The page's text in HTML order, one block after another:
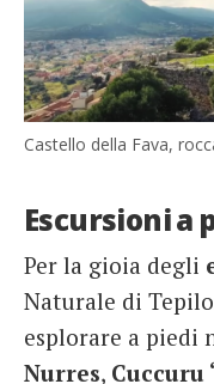
Castello della Fava,
Escursioni a
Per la gioia degli
Naturale di
esplorare a piedi
Nurres, Cuccuru